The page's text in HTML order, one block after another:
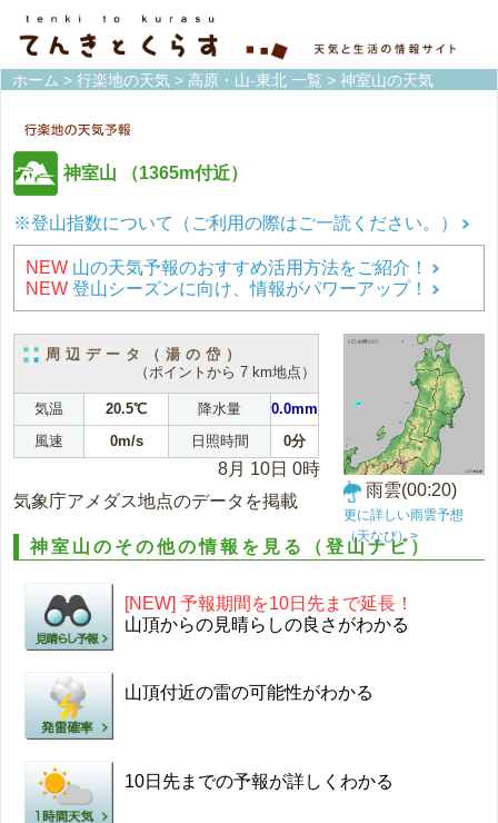
ホーム > 行楽地の天気 > 高原・山-東北 一覧 > 神室山の天気
神室山 （1365m付近）
※登山指数について（ご利用の際はご一読ください。）
NEW 山の天気予報のおすすめ活用方法をご紹介！
NEW 登山シーズンに向け、情報がパワーアップ！
周辺データ（湯の岱）
（ポイントから 7 km地点）
気温 20.5℃ 降水量
0.0mm
風速
0m/s 日照時間 0分
8月 10日 0時
気象庁アメダス地点のデータを掲載
雨雲(00:20)
更に詳しい雨雲予想
（天なび）>
神室山のその他の情報を見る（登山ナビ）
[NEW] 予報期間を10日先まで延長！
山頂からの見晴らしの良さがわかる
山頂付近の雷の可能性がわかる
10日先までの予報が詳しくわかる